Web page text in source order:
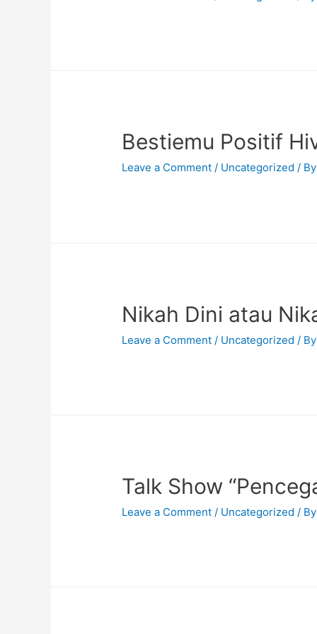
Bestiemu Positif
Leave a Comment / Uncategorized /
Nikah Dini atau
Leave a Comment / Uncategorized /
Talk Show
Leave a Comment / Uncategorized /